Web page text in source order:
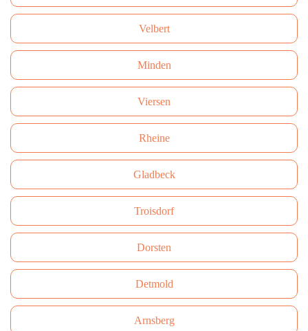
Velbert
Minden
Viersen
Rheine
Gladbeck
Troisdorf
Dorsten
Detmold
Arnsberg